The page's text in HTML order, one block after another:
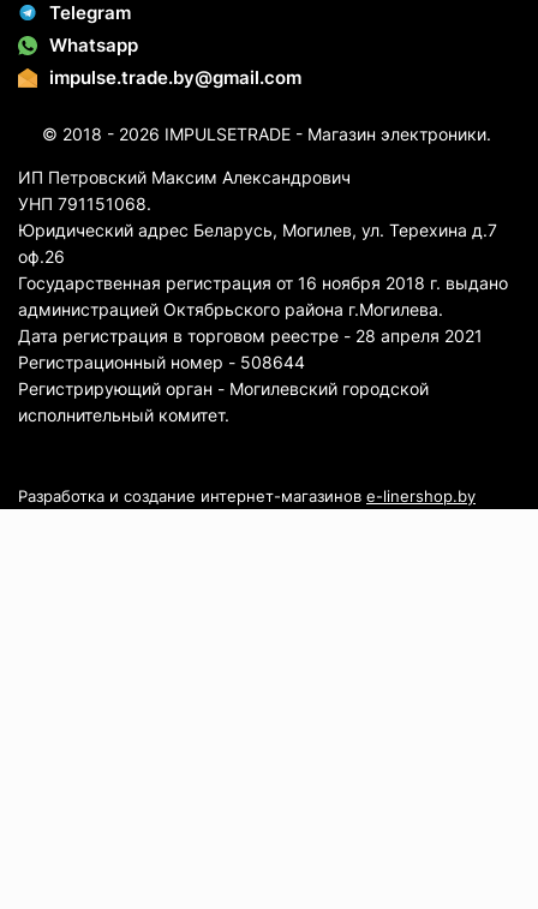
Telegram
Whatsapp
impulse.trade.by@gmail.com
© 2018 - 2026 IMPULSETRADE - Магазин электроники.
ИП Петровский Максим Александрович
УНП 791151068.
Юридический адрес Беларусь, Могилев, ул. Терехина д.7
оф.26
Государственная регистрация от 16 ноября 2018 г. выдано
администрацией Октябрьского района г.Могилева.
Дата регистрация в торговом реестре - 28 апреля 2021
Регистрационный номер - 508644
Регистрирующий орган - Могилевский городской
исполнительный комитет.
Разработка и создание интернет-магазинов e-linershop.by